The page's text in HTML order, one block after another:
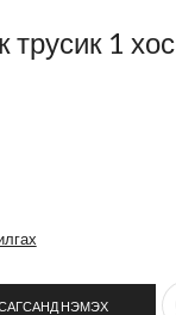
трусик 1 хос
НЭМЭХ